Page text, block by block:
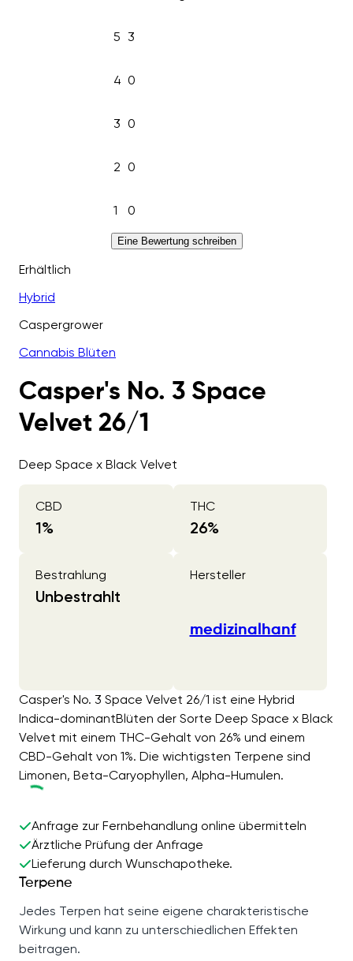
5 3
4 0
3 0
2 0
1 0
Eine Bewertung schreiben
Erhältlich
Hybrid
Caspergrower
Cannabis Blüten
Casper's No. 3 Space
Velvet 26/1
Deep Space x Black Velvet
CBD
1%
THC
26%
Bestrahlung
Unbestrahlt
Hersteller
medizinalhanf
Casper's No. 3 Space Velvet 26/1 ist eine Hybrid
Indica-dominantBlüten der Sorte Deep Space x Black
Velvet mit einem THC-Gehalt von 26% und einem
CBD-Gehalt von 1%. Die wichtigsten Terpene sind
Limonen, Beta-Caryophyllen, Alpha-Humulen.
Anfrage zur Fernbehandlung online übermitteln
Ärztliche Prüfung der Anfrage
Lieferung durch Wunschapotheke.
Terpene
Jedes Terpen hat seine eigene charakteristische
Wirkung und kann zu unterschiedlichen Effekten
beitragen.